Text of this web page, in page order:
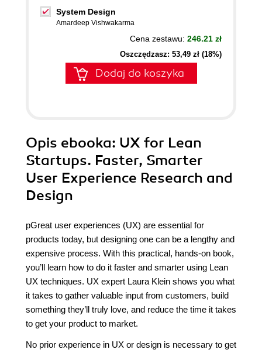
System Design
Amardeep Vishwakarma
Cena zestawu: 246.21 zł
Oszczędzasz: 53,49 zł (18%)
Dodaj do koszyka
Opis ebooka: UX for Lean
Startups. Faster, Smarter
User Experience Research and
Design
pGreat user experiences (UX) are essential for
products today, but designing one can be a lengthy and
expensive process. With this practical, hands-on book,
you’ll learn how to do it faster and smarter using Lean
UX techniques. UX expert Laura Klein shows you what
it takes to gather valuable input from customers, build
something they’ll truly love, and reduce the time it takes
to get your product to market.
No prior experience in UX or design is necessary to get